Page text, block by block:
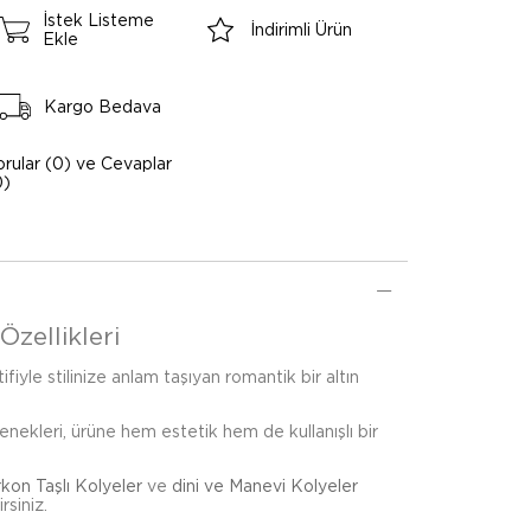
İstek Listeme
Ekle
İndirimli Ürün
Kargo Bedava
(0) ve Cevaplar
stilinize anlam taşıyan romantik bir altın
ürüne hem estetik hem de kullanışlı bir
Taşlı Kolyeler ve dini ve Manevi Kolyeler